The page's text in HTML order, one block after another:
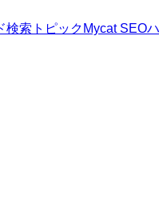
検索トピック Mycat SEO